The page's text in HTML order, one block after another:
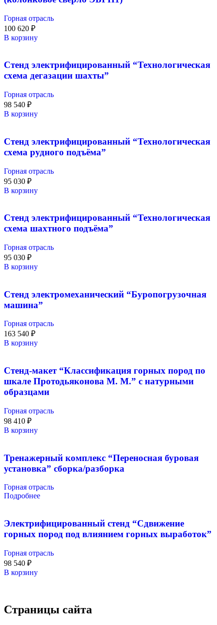
Горная отрасль
100 620 ₽
В корзину
Стенд электрифицированный “Технологическая
схема дегазации шахты”
Горная отрасль
98 540 ₽
В корзину
Стенд электрифицированный “Технологическая
схема рудного подъёма”
Горная отрасль
95 030 ₽
В корзину
Стенд электрифицированный “Технологическая
схема шахтного подъёма”
Горная отрасль
95 030 ₽
В корзину
Стенд электромеханический “Буропогрузочная
машина”
Горная отрасль
163 540 ₽
В корзину
Стенд-макет “Классификация горных пород по
шкале Протодьяконова М. М.” с натурными
образцами
Горная отрасль
98 410 ₽
В корзину
Тренажерный комплекс “Переносная буровая
установка” сборка/разборка
Горная отрасль
Подробнее
Электрифицированный стенд “Сдвижение
горных пород под влиянием горных выработок”
Горная отрасль
98 540 ₽
В корзину
Страницы сайта